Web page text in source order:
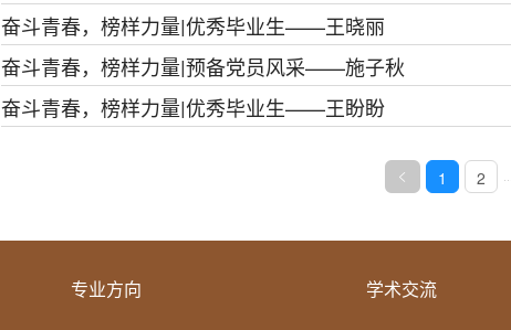
奋斗青春，榜样力量|优秀毕业生——王晓丽
奋斗青春，榜样力量|预备党员风采——施子秋
奋斗青春，榜样力量|优秀毕业生——王盼盼
1 2
专业方向 学术交流